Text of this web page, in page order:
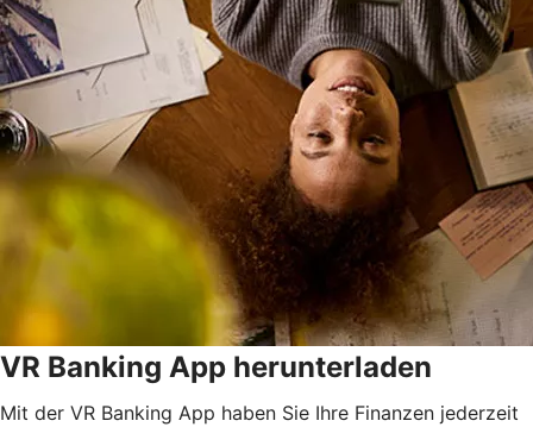
VR Banking App herunterladen
Mit der VR Banking App haben Sie Ihre Finanzen jederzeit